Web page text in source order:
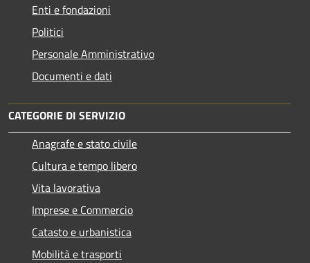
Enti e fondazioni
Politici
Personale Amministrativo
Documenti e dati
CATEGORIE DI SERVIZIO
Anagrafe e stato civile
Cultura e tempo libero
Vita lavorativa
Imprese e Commercio
Catasto e urbanistica
Mobilità e trasporti